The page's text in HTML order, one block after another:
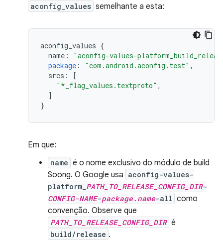
aconfig_values semelhante a esta:
aconfig_values {
name :
"aconfig-values-
package : "com.android.aconfig.test" ,
srcs :
[
"*_flag_values.textproto" ,
]
}
Em que:
name é o nome exclusivo do módulo de build
Soong. O Google usa aconfig-values-
platform_ PATH_TO_RELEASE_CONFIG_DIR-
CONFIG-NAME-package.name-all como
convenção. Observe que
PATH_TO_RELEASE_CONFIG_DIR é
build/release .